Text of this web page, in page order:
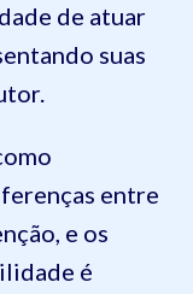
de atuar
suas
entre
e os
é